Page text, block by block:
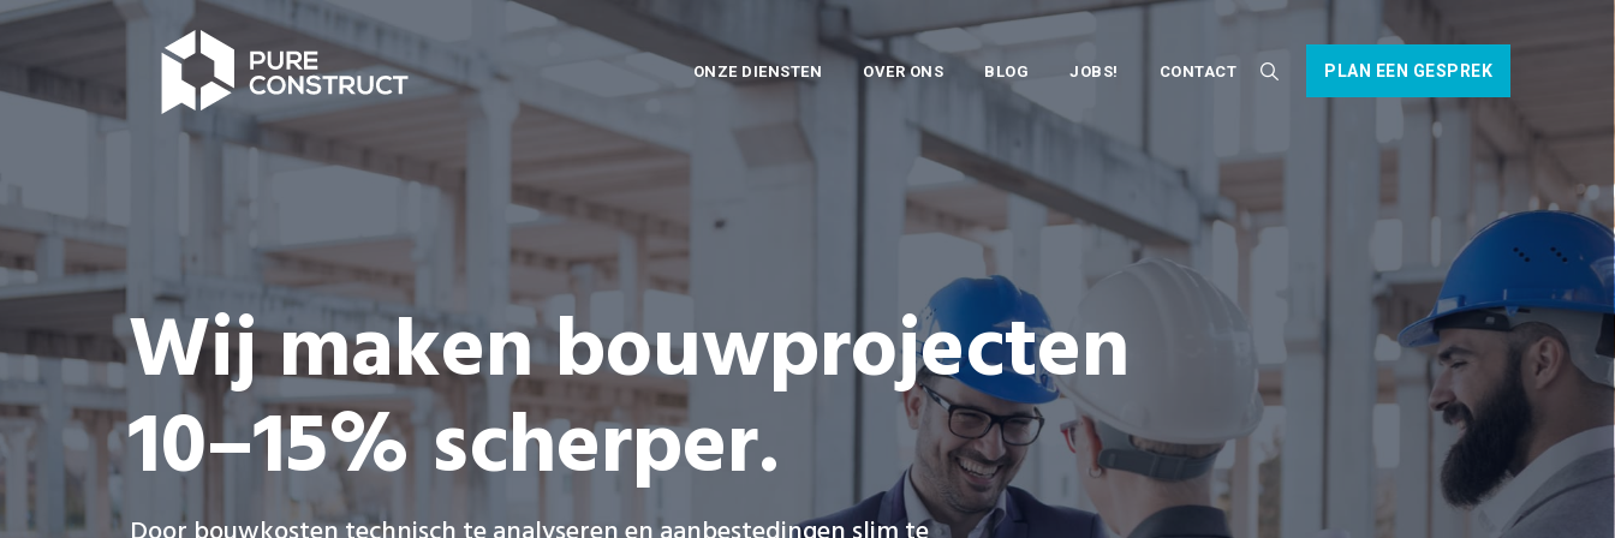
Skip
ONZE DIENSTEN OVER ONS BLOG JOBS! CONTACT PLAN EEN GESPREK
Wij maken bouwprojecten
10–15% scherper.